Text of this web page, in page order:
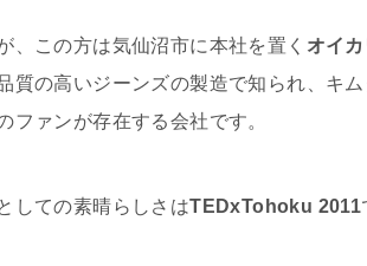
、この方は気仙沼市に本社を置く オイ
質の高いジーンズの製造で知られ、キ
ファンが存在する会社です。
しての素晴らしさはTEDxTohoku 2011